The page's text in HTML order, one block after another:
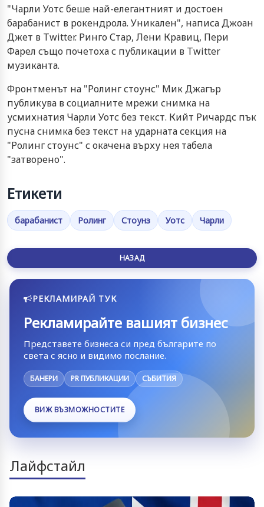
"Чарли Уотс беше най-елегантният и достоен
барабанист в рокендрола. Уникален", написа Джоан
Джет в Twitter. Ринго Стар, Лени Кравиц, Пери
Фарел също почетоха с публикации в Twitter
музиканта.
Фронтменът на "Ролинг стоунс" Мик Джагър
публикува в социалните мрежи снимка на
усмихнатия Чарли Уотс без текст. Кийт Ричардс пък
пусна снимка без текст на ударната секция на
"Ролинг стоунс" с окачена върху нея табела
"затворено".
Етикети
барабанист Ролинг Стоунз Уотс Чарли
НАЗАД
РЕКЛАМИРАЙ ТУК
Рекламирайте вашият бизнес
Представете бизнеса си пред българите по
света с ясно и видимо послание.
БАНЕРИ PR ПУБЛИКАЦИИ СЪБИТИЯ
ВИЖ ВЪЗМОЖНОСТИТЕ
Лайфстайл